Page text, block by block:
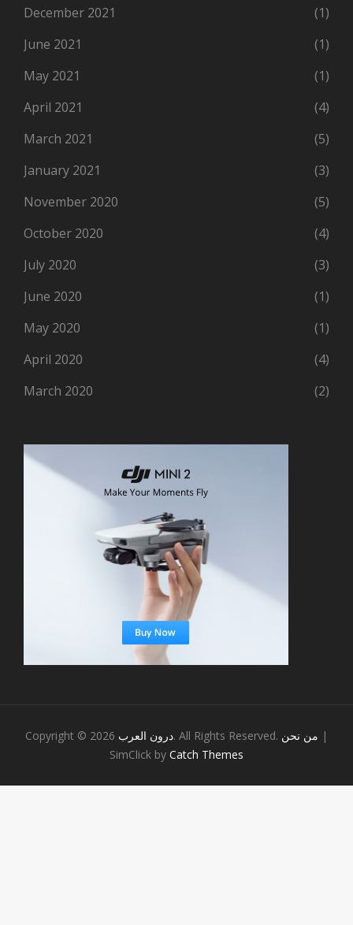
December 2021
(1)
June 2021
(1)
May 2021
(1)
April 2021
(4)
March 2021
(5)
January 2021
(3)
November 2020
(5)
October 2020
(4)
July 2020
(3)
June 2020
(1)
May 2020
(1)
April 2020
(4)
March 2020
(2)
Copyright © 2026 درون العرب. All Rights Reserved. من نحن |
SimClick by Catch Themes